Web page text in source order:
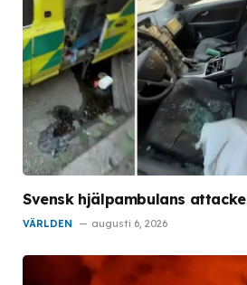
Svensk hjälpambulans
VÄRLDEN augusti 6, 2026